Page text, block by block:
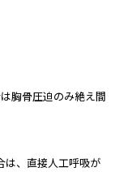
胸骨圧迫のみ絶え間
は、直接人工呼吸が